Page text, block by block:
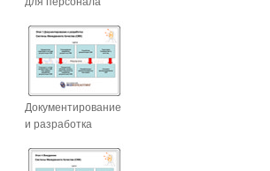
Документирование
и разработка